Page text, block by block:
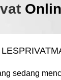
sedang